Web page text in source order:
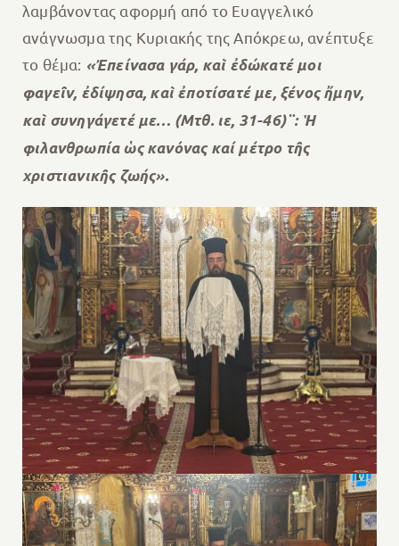
λαμβάνοντας αφορμή από το Ευαγγελικό
ανάγνωσμα της Κυριακής της Απόκρεω, ανέπτυξε
το θέμα: «Ἐπείνασα γάρ, καὶ ἐδώκατέ μοι
φαγεῖν, ἐδίψησα, καὶ ἐποτίσατέ με, ξένος ἤμην,
καὶ συνηγάγετέ με… (Μτθ. ιε, 31-46)¨: Ἡ
φιλανθρωπία ὡς κανόνας καί μέτρο τῆς
χριστιανικῆς ζωής».